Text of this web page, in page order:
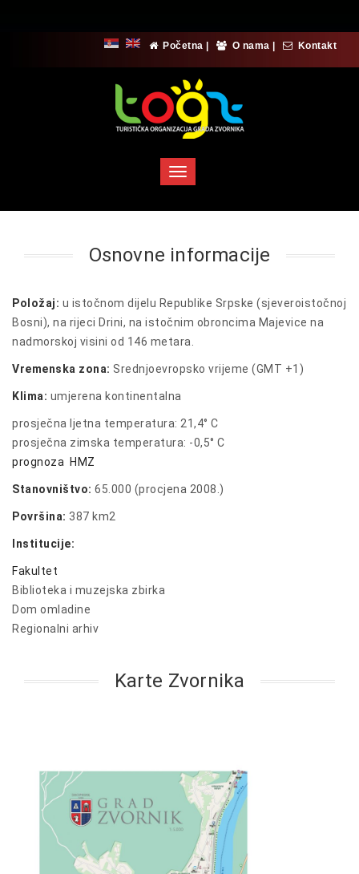
Početna O nama Kontakt
Toggle
Osnovne informacije
Položaj: u istočnom dijelu Republike Srpske (sjeveroistočnoj
Bosni), na rijeci Drini, na istočnim obroncima Majevice na
nadmorskoj visini od 146 metara.
Vremenska zona: Srednjoevropsko vrijeme (GMT +1)
Klima: umjerena kontinentalna
prosječna ljetna temperatura: 21,4° C
prosječna zimska temperatura: -0,5° C
prognoza HMZ
Stanovništvo: 65.000 (procjena 2008.)
Površina: 387 km2
Institucije:
Fakultet
Biblioteka i muzejska zbirka
Dom omladine
Regionalni arhiv
Karte Zvornika